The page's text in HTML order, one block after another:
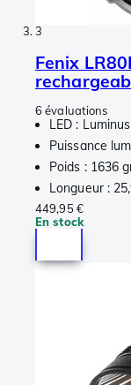
3
Fenix
6 évaluations
LED :
Puissance
Poids : 1636
Longueur :
449,95 €
En stock